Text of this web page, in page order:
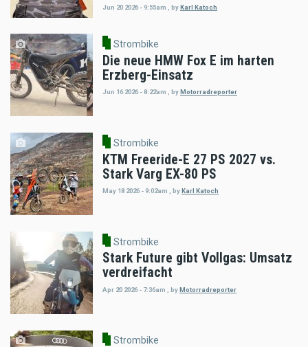
Jun 20 2026 - 9:55am , by Karl Katoch
Strombike
Die neue HMW Fox E im harten
Erzberg-Einsatz
Jun 16 2026 - 8:22am byMotorradreporter
Strombike
KTM Freeride-E 27 PS 2027 vs.
Stark Varg EX-80 PS
May 18 2026 - 9:02am byKarl Katoch
Strombike
Stark Future gibt Vollgas: Umsatz
verdreifacht
Apr 20 2026 - 7:36am byMotorradreporter
Strombike